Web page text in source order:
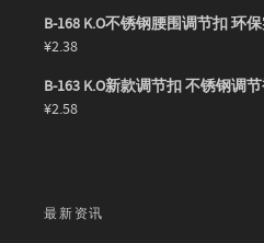
B-168 K.O不锈钢腰围调节扣 环
¥2.38
B-163 K.O新款调节扣 不锈钢调
¥2.58
最新资讯